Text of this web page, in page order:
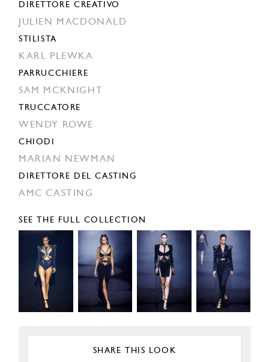
DIRETTORE CREATIVO
JULIEN MACDONALD
STILISTA
KARL PLEWKA
PARRUCCHIERE
SAM MCKNIGHT
TRUCCATORE
WENDY ROWE
CHIODI
MARIAN NEWMAN
DIRETTORE DEL CASTING
AMC CASTING
SEE THE FULL COLLECTION
SHARE THIS LOOK